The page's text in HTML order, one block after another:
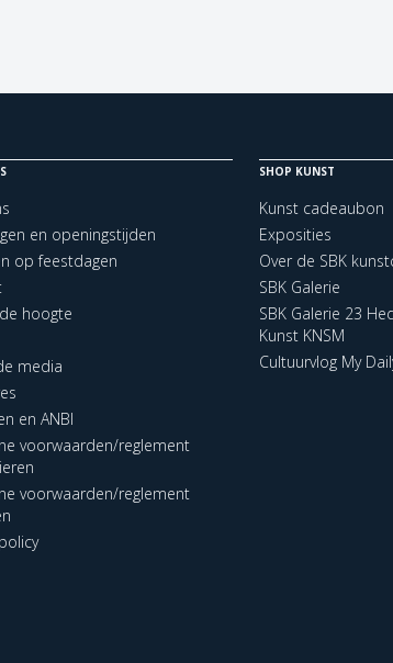
en openingstijden
op feestdagen
hoogte
media
en ANBI
voorwaarden/reglement
voorwaarden/reglement
SHOP KUNST
Kunst cadeaubon
Exposities
Over de SBK
SBK Galerie
SBK Galerie 23
Kunst KNSM
Cultuurvlog My